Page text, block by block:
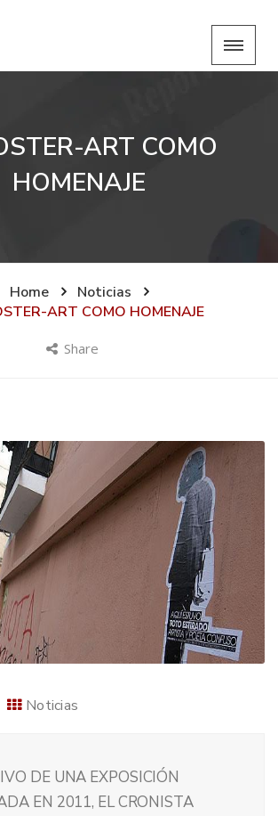
ART COMO
HOMENAJE
Home
Noticias
ART COMO HOMENAJE
Share
Noticias
DE UNA EXPOSICIÓN
EN 2011, EL CRONISTA